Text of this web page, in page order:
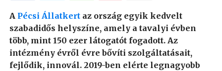
A Pécsi Állatkertaz ország egyik kedvelt
szabadidős helyszíne, amely a tavalyi évben
több, mint 150 ezer látogatót fogadott. Az
intézmény évről évre bővíti szolgáltatásait,
fejlődik, innovál. 2019-ben elérte legnagyobb